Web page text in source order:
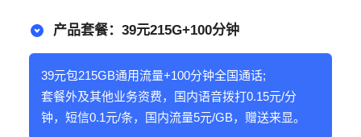
产品套餐：39元215G+100分钟
39元包215GB通用流量+100分钟全国通话;
套餐外及其他业务资费，国内语音拨打0.15元/分
钟，短信0.1元/条，国内流量5元/GB，赠送来显。